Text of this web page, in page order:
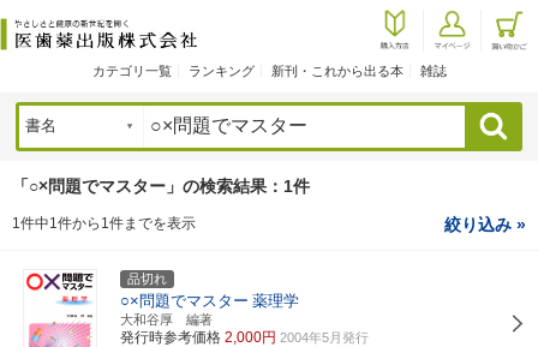
カテゴリ一覧 ランキング 新刊・これから出る本 雑誌
検索
「○×問題でマスター」の検索結果：1件
1件中1件から1件までを表示 絞り込み »
品切れ
○×問題でマスター 薬理学
大和谷厚 編著
発行時参考価格 2,000円 2004年5月発行